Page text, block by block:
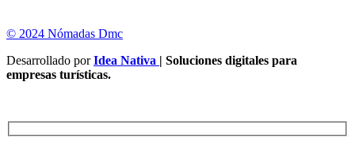
© 2024 Nómadas Dmc
Desarrollado porIdea Nativa | Soluciones digitales para
empresas turísticas.